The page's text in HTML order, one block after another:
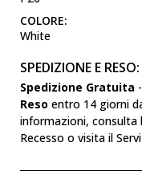
COLORE:
White
SPEDIZIONE E RESO:
Spedizione Gratuita
Reso entro 14 giorni
informazioni,
Recesso o visita il